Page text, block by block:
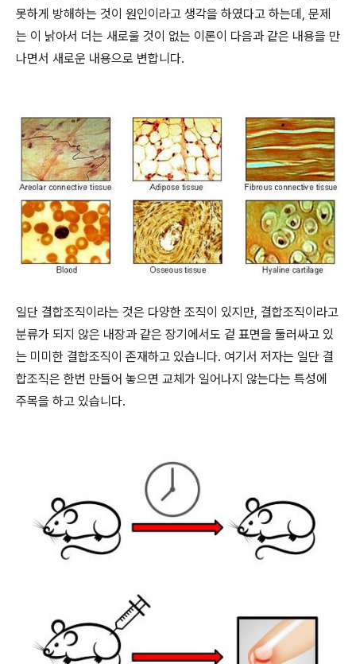
못하게 방해하는 것이 원인이라고 생각을 하였다고 하는데, 문제
는 이 낡아서 더는 새로울 것이 없는 이론이 다음과 같은 내용을 만
나면서 새로운 내용으로 변합니다.
일단 결합조직이라는 것은 다양한 조직이 있지만, 결합조직이라고
분류가 되지 않은 내장과 같은 장기에서도 겉 표면을 둘러싸고 있
는 미미한 결합조직이 존재하고 있습니다. 여기서 저자는 일단 결
합조직은 한번 만들어 놓으면 교체가 일어나지 않는다는 특성에
주목을 하고 있습니다.